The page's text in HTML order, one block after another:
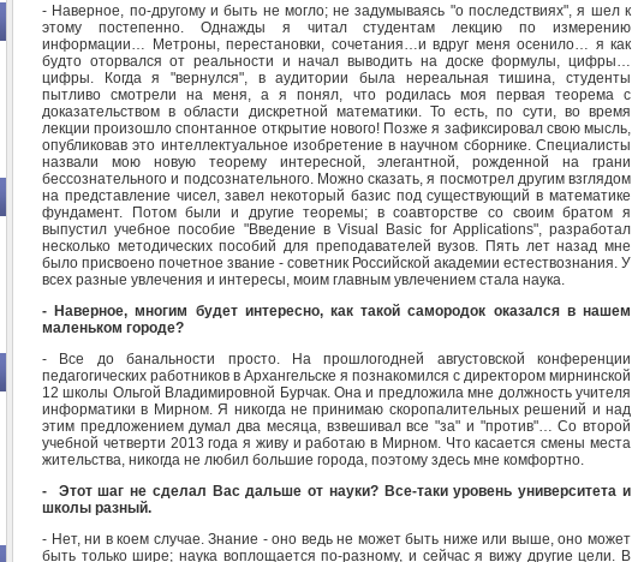
- Наверное, по-другому и быть не могло; не задумываясь "о последствиях", я шел к
этому постепенно. Однажды я читал студентам лекцию по измерению
информации… Метроны, перестановки, сочетания…и вдруг меня осенило… я как
будто оторвался от реальности и начал выводить на доске формулы, цифры…
цифры. Когда я "вернулся", в аудитории была нереальная тишина, студенты
пытливо смотрели на меня, а я понял, что родилась моя первая теорема с
доказательством в области дискретной математики. То есть, по сути, во время
лекции произошло спонтанное открытие нового! Позже я зафиксировал свою мысль,
опубликовав это интеллектуальное изобретение в научном сборнике. Специалисты
назвали мою новую теорему интересной, элегантной, рожденной на грани
бессознательного и подсознательного. Можно сказать, я посмотрел другим взглядом
на представление чисел, завел некоторый базис под существующий в математике
фундамент. Потом были и другие теоремы; в соавторстве со своим братом я
выпустил учебное пособие "Введение в Visual Basic for Applications", разработал
несколько методических пособий для преподавателей вузов. Пять лет назад мне
было присвоено почетное звание - советник Российской академии естествознания. У
всех разные увлечения и интересы, моим главным увлечением стала наука.
- Наверное, многим будет интересно, как такой самородок оказался в нашем
маленьком городе?
- Все до банальности просто. На прошлогодней августовской конференции
педагогических работников в Архангельске я познакомился с директором мирнинской
12 школы Ольгой Владимировной Бурчак. Она и предложила мне должность учителя
информатики в Мирном. Я никогда не принимаю скоропалительных решений и над
этим предложением думал два месяца, взвешивал все "за" и "против"… Со второй
учебной четверти 2013 года я живу и работаю в Мирном. Что касается смены места
жительства, никогда не любил большие города, поэтому здесь мне комфортно.
- Этот шаг не сделал Вас дальше от науки? Все-таки уровень университета и
школы разный.
- Нет, ни в коем случае. Знание - оно ведь не может быть ниже или выше, оно может
быть только шире; наука воплощается по-разному, и сейчас я вижу другие цели. В